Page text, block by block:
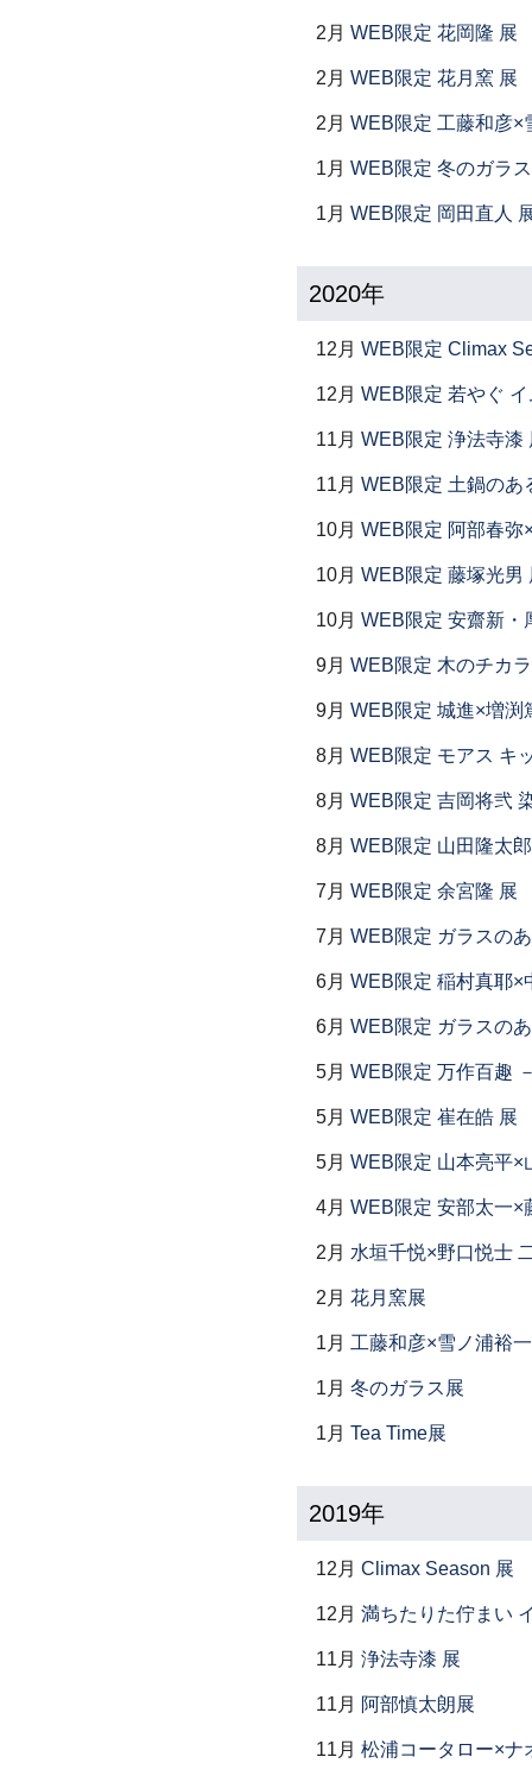
2月 WEB限定 花岡隆 展
2月 WEB限定 花月窯 展
2月 WEB限定 工藤和彦×
1月 WEB限定 冬のガラ
1月 WEB限定 岡田直人
2020年
12月 WEB限定 Climax
12月 WEB限定 若やぐ
11月 WEB限定 浄法寺漆
11月 WEB限定 土鍋のあ
10月 WEB限定 阿部春弥
10月 WEB限定 藤塚光男
10月 WEB限定 安齋新・
9月 WEB限定 木のチカ
9月 WEB限定 城進×増渕
8月 WEB限定 モアス キ
8月 WEB限定 吉岡将弐
8月 WEB限定 山田隆太
7月 WEB限定 余宮隆 展
7月 WEB限定 ガラスの
6月 WEB限定 稲村真耶×
6月 WEB限定 ガラスの
5月 WEB限定 万作百趣
5月 WEB限定 崔在皓 展
5月 WEB限定 山本亮平×
4月 WEB限定 安部太一×
2月 水垣千悦×野口悦士
2月 花月窯展
1月 工藤和彦×雪ノ浦裕
1月 冬のガラス展
1月 Tea Time展
2019年
12月 Climax Season 展
12月 満ちたりた佇まい
11月 浄法寺漆 展
11月 阿部慎太朗展
11月 松浦コータロー×ナ